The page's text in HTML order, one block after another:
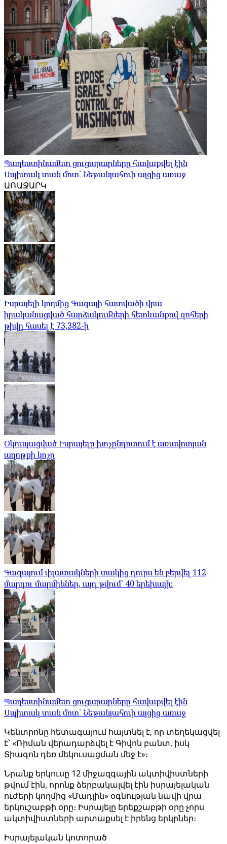
Պաղեստինամետ ցուցարարները հավաքվել էին
Սպիտակ տան մոտ՝ Նեթանյահուի այցից առաջ
ԱՌԱՋԱՐԿ
Իսրայելի կողմից Գազայի հատվածի վրա
իրականացված հարձակումների հետևանքով զոհերի
թիվը հասել է 73,382-ի
Օկուպացված Իսրայելը խոչընդոտում է առավոտյան
աղոթքի կոչը
Գազայում փլատակների տակից դուրս են բերվել 112
մարդու մարմիններ, այդ թվում՝ 40 երեխայի։
Պաղեստինամետ ցուցարարները հավաքվել էին
Սպիտակ տան մոտ՝ Նեթանյահուի այցից առաջ
Կենտրոնը հետագայում հայտնել է, որ տեղեկացվել
է՝ «Ռիման վերադարձվել է Գիվոն բանտ, իսկ
Տիագոն դեռ մեկուսացման մեջ է»։
Նրանք երկուսը 12 միջազգային ակտիվիստների
թվում էին, որոնք ձերբակալվել էին իսրայելական
ուժերի կողմից «Մադլին» օգնության նավի վրա
երկուշաբթի օրը։ Իսրայելը երեքշաբթի օրը չորս
ակտիվիստների արտաքսել է իրենց երկրներ։
Իսրայելական կոտորած